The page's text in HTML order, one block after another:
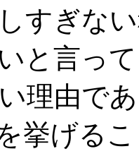
すぎな
と言っ
理由で
挙げる